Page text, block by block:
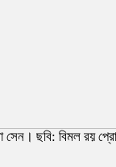
সেন। ছবি: বিমল রয়